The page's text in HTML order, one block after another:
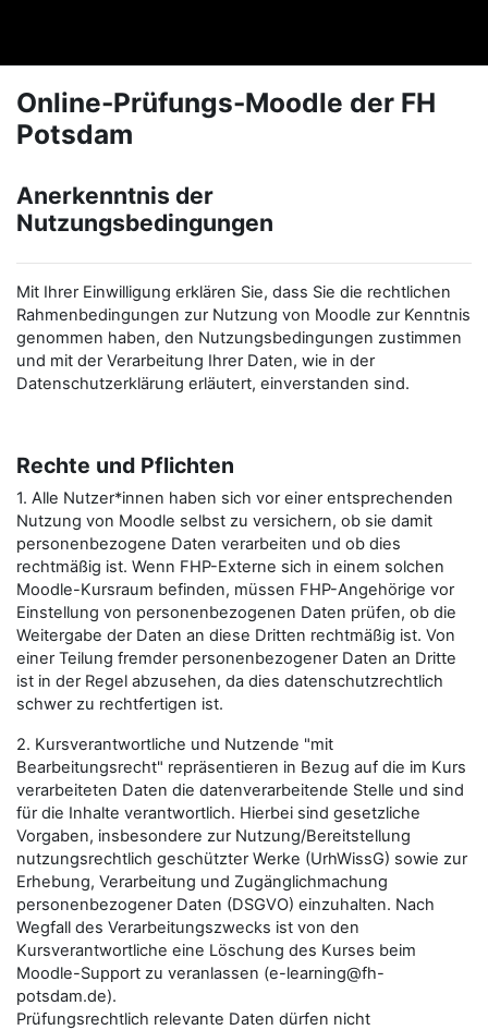
Online-Prüfungs-Moodle der FH
Potsdam
Anerkenntnis der
Nutzungsbedingungen
Mit Ihrer Einwilligung erklären Sie, dass Sie die rechtlichen
Rahmenbedingungen zur Nutzung von Moodle zur Kenntnis
genommen haben, den Nutzungsbedingungen zustimmen
und mit der Verarbeitung Ihrer Daten, wie in der
Datenschutzerklärung erläutert, einverstanden sind.
Rechte und Pflichten
1. Alle Nutzer*innen haben sich vor einer entsprechenden
Nutzung von Moodle selbst zu versichern, ob sie damit
personenbezogene Daten verarbeiten und ob dies
rechtmäßig ist. Wenn FHP-Externe sich in einem solchen
Moodle-Kursraum befinden, müssen FHP-Angehörige vor
Einstellung von personenbezogenen Daten prüfen, ob die
Weitergabe der Daten an diese Dritten rechtmäßig ist. Von
einer Teilung fremder personenbezogener Daten an Dritte
ist in der Regel abzusehen, da dies datenschutzrechtlich
schwer zu rechtfertigen ist.
2. Kursverantwortliche und Nutzende "mit
Bearbeitungsrecht" repräsentieren in Bezug auf die im Kurs
verarbeiteten Daten die datenverarbeitende Stelle und sind
für die Inhalte verantwortlich. Hierbei sind gesetzliche
Vorgaben, insbesondere zur Nutzung/Bereitstellung
nutzungsrechtlich geschützter Werke (UrhWissG) sowie zur
Erhebung, Verarbeitung und Zugänglichmachung
personenbezogener Daten (DSGVO) einzuhalten. Nach
Wegfall des Verarbeitungszwecks ist von den
Kursverantwortliche eine Löschung des Kurses beim
Moodle-Support zu veranlassen (e-learning@fh-
potsdam.de).
Prüfungsrechtlich relevante Daten dürfen nicht